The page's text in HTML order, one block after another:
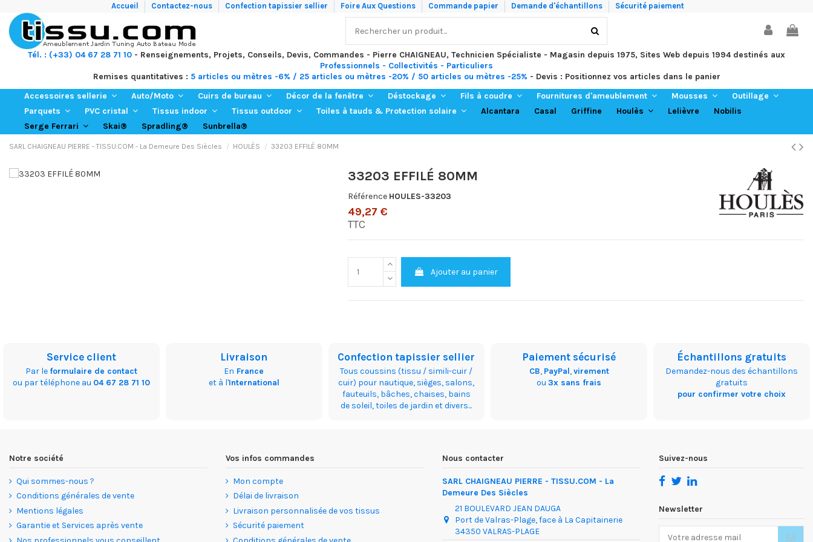
Accueil Contactez-nous Confection tapissier sellier Foire Aux Questions Commande papier Demande d'échantillons Sécurité paiement
Tél. : (+33) 04 67 28 71 10 - Renseignements, Projets, Conseils, Devis, Commandes - Pierre CHAIGNEAU, Technicien Spécialiste - Magasin depuis 1975, Sites Web depuis 1994 destinés aux
Professionnels - Collectivités - Particuliers
Remises quantitatives : 5 articles ou mètres -6% / 25 articles ou mètres -20% / 50 articles ou mètres -25% - Devis : Positionnez vos articles dans le panier
Accessoires sellerie
Auto/Moto Cuirs de bureau Décor de la fenêtre Déstockage Fils à coudre Fournitures d'ameublement Mousses
Outillage
Parquets
PVC cristal Tissus indoor Tissus outdoor Toiles à tauds & Protection solaire Alcantara Casal Griffine Houlès Lelièvre
Nobilis
Serge Ferrari
Skai® Spradling® Sunbrella®
SARL CHAIGNEAU PIERRE - TISSU.COM - La Demeure Des Siècles HOULÈS 33203 EFFILÉ 80MM
33203 EFFILÉ 80MM
Référence HOULES-33203
49,27 €
TTC
Ajouter au panier
Service client
Par le formulaire de contact
ou par téléphone au 04 67 28 71 10
Livraison
En France
et à l'International
Confection tapissier sellier
Tous coussins (tissu / simili-cuir /
cuir) pour nautique, sièges, salons,
fauteuils, bâches, chaises, bains
de soleil, toiles de jardin et divers...
Paiement sécurisé
CB, PayPal,virement
ou3x sans frais
Échantillons gratuits
Demandez-nous des échantillons
gratuits
pour confirmer votre choix
Notre société
Qui sommes-nous ?
Conditions générales de vente
Mentions légales
Garantie et Services après vente
Vos infos commandes
Mon compte
Délai de livraison
Livraison personnalisée de vos tissus
Sécurité paiement
Nous contacter
SARL CHAIGNEAU PIERRE - TISSU.COM - La
Demeure Des Siècles
21 BOULEVARD JEAN DAUGA
Port de Valras-Plage, face à La Capitainerie
34350 VALRAS-PLAGE
Suivez-nous
Newsletter